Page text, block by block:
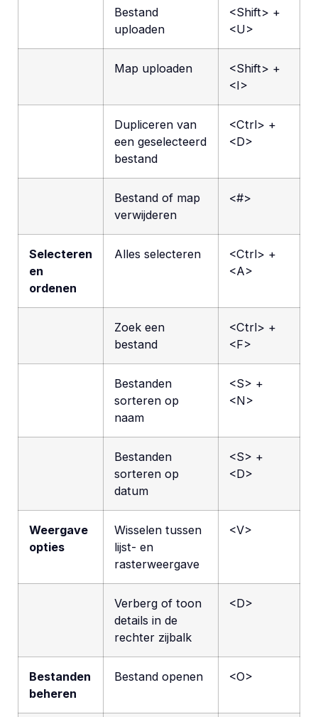
Bestand
uploaden
<Shift> +
<U>
Map uploaden
<Shift> +
<I>
Dupliceren van
een geselecteerd
bestand
<Ctrl> +
<D>
Bestand of map
verwijderen
<#>
Selecteren
en
ordenen
Alles selecteren
<Ctrl> +
<A>
Zoek een
bestand
<Ctrl> +
<F>
Bestanden
sorteren op
naam
<S> +
<N>
Bestanden
sorteren op
datum
<S> +
<D>
Weergave
opties
Wisselen tussen
lijst- en
rasterweergave
<V>
Verberg of toon
details in de
rechter zijbalk
<D>
Bestanden
beheren
Bestand openen <O>